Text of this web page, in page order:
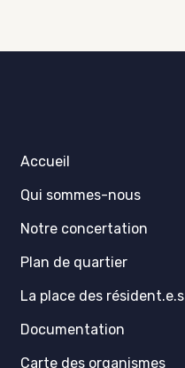
Accueil
Qui sommes-nous
Notre concertation
Plan de quartier
La place des résident.e.s
Documentation
Carte des organismes